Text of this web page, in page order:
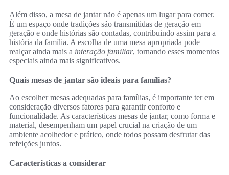
Além disso, a mesa de jantar não é apenas um lugar para comer.
É um espaço onde tradições são transmitidas de geração em
geração e onde histórias são contadas, contribuindo assim para a
história da família. A escolha de uma mesa apropriada pode
realçar ainda mais a interação familiar, tornando esses momentos
especiais ainda mais significativos.
Quais mesas de jantar são ideais para famílias?
Ao escolher mesas adequadas para famílias, é importante ter em
consideração diversos fatores para garantir conforto e
funcionalidade. As características mesas de jantar, como forma e
material, desempenham um papel crucial na criação de um
ambiente acolhedor e prático, onde todos possam desfrutar das
refeições juntos.
Características a considerar